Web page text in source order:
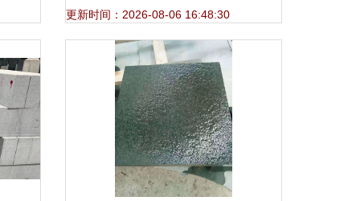
优势
更新时间：2026-08-06 16:48:30